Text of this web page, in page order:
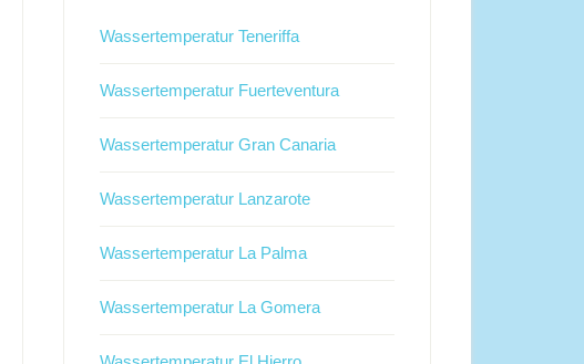
Wassertemperatur Teneriffa
Wassertemperatur Fuerteventura
Wassertemperatur Gran Canaria
Wassertemperatur Lanzarote
Wassertemperatur La Palma
Wassertemperatur La Gomera